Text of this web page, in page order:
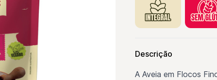
Descrição
A Aveia em Flocos